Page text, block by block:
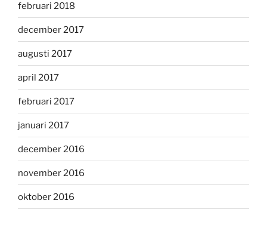
februari 2018
december 2017
augusti 2017
april 2017
februari 2017
januari 2017
december 2016
november 2016
oktober 2016